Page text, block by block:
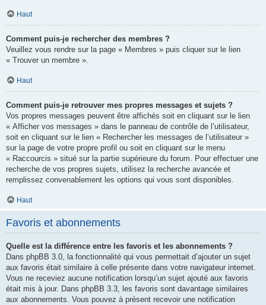
Haut
Comment puis-je rechercher des membres ?
Veuillez vous rendre sur la page « Membres » puis cliquer sur le lien
« Trouver un membre ».
Haut
Comment puis-je retrouver mes propres messages et sujets ?
Vos propres messages peuvent être affichés soit en cliquant sur le lien
« Afficher vos messages » dans le panneau de contrôle de l’utilisateur,
soit en cliquant sur le lien « Rechercher les messages de l’utilisateur »
sur la page de votre propre profil ou soit en cliquant sur le menu
« Raccourcis » situé sur la partie supérieure du forum. Pour effectuer une
recherche de vos propres sujets, utilisez la recherche avancée et
remplissez convenablement les options qui vous sont disponibles.
Haut
Favoris et abonnements
Quelle est la différence entre les favoris et les abonnements ?
Dans phpBB 3.0, la fonctionnalité qui vous permettait d’ajouter un sujet
aux favoris était similaire à celle présente dans votre navigateur internet.
Vous ne receviez aucune notification lorsqu’un sujet ajouté aux favoris
était mis à jour. Dans phpBB 3.3, les favoris sont davantage similaires
aux abonnements. Vous pouvez à présent recevoir une notification